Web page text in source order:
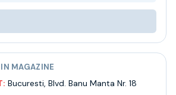
MAGAZINE
Bucuresti, Blvd. Banu Manta Nr. 18